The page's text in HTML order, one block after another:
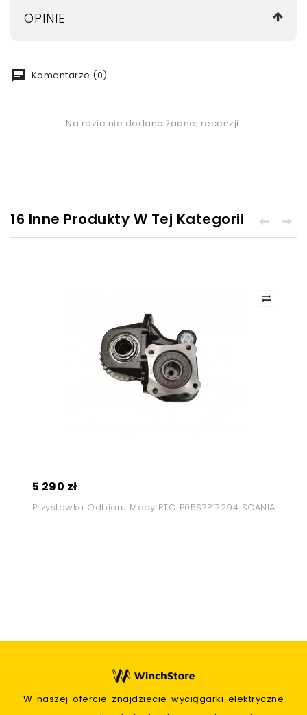
OPINIE
chat Komentarze (0)
Na razie nie dodano żadnej recenzji.
16 Inne Produkty W Tej Kategorii
5 290 zł
Przystawka Odbioru Mocy PTO P05S7P17294 SCANIA
W naszej ofercie znajdziecie wyciągarki elektryczne